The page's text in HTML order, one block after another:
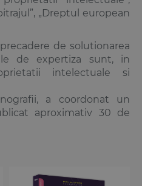
„Dreptul european
de solutionarea
de expertiza sunt, in
intelectuale si
a coordonat un
aproximativ 30 de